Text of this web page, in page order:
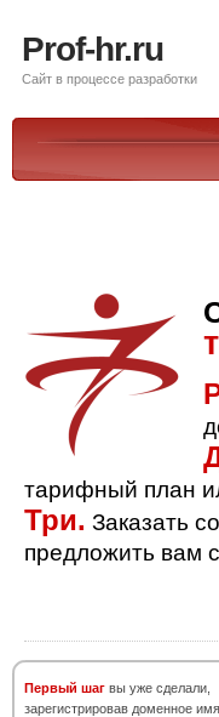
Prof-hr.ru
Сайт в процессе разработки
тарифный план
Три. Заказать
предложить вам
Первый шаг вы уже сделали,
зарегистрировав доменное имя.